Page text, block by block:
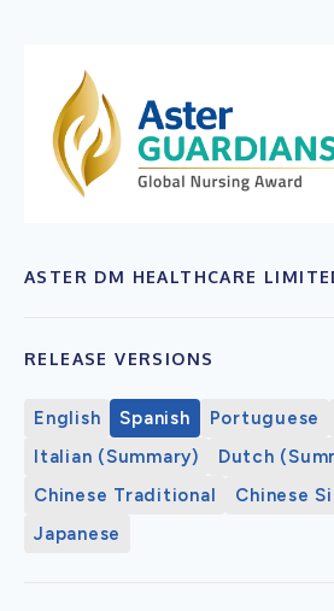
ASTER DM HEALTHCARE
RELEASE VERSIONS
English Spanish Portuguese
Italian (Summary)
Dutch
Chinese Traditional
Chinese
Japanese